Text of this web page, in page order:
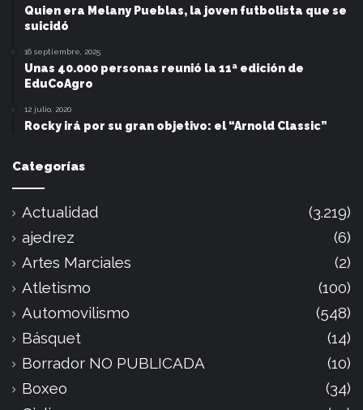
Quien era Melany Pueblas, la joven futbolista que se
suicidó
16 septiembre, 2025
Unas 40.000 personas reunió la 11ª edición de
EduCoAgro
12 julio, 2020
Rocky irá por su gran objetivo: el “Arnold Classic”
Categorías
Actualidad
(3.219)
ajedrez
(6)
Artes Marciales
(2)
Atletismo
(100)
Automovilismo
(548)
Básquet
(14)
Borrador NO PUBLICADA
(10)
Boxeo
(34)